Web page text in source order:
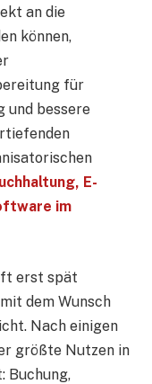
an die
können,
für
und bessere
E-
im
erst spät
dem Wunsch
Nach einigen
größte Nutzen in
Buchung,